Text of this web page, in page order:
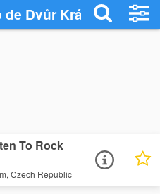
Dvůr Králové nad
To Rock
Czech Republic